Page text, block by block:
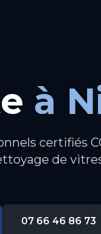
à
certifiés
de
07 66 46 86 73